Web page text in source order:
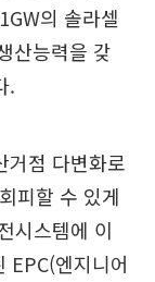
의 솔라셀
산능력을 갖
.
거점 다변화로
피할 수 있게
시스템에 이
EPC(엔지니어